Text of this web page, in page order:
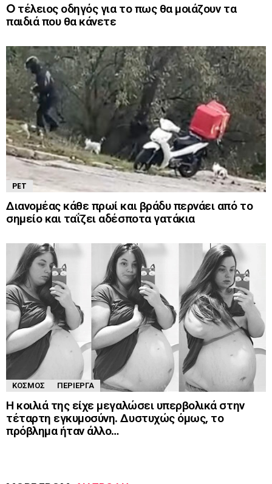
O τέλειος οδηγός για το πως θα μοιάζουν τα
παιδιά που θα κάνετε
PET
Διανομέας κάθε πρωί και βράδυ περνάει από το
σημείο και ταΐζει αδέσποτα γατάκια
ΚΌΣΜΟΣ ΠΕΡΊΕΡΓΑ
Η κοιλιά της είχε μεγαλώσει υπερβολικά στην
τέταρτη εγκυμοσύνη. Δυστυχώς όμως, το
πρόβλημα ήταν άλλο…